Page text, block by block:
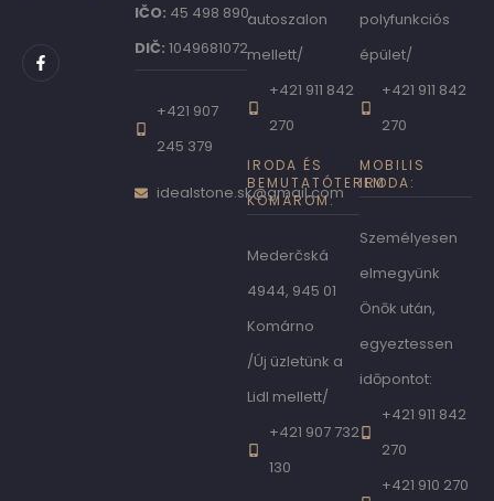
IČO: 45 498 890,
DIČ: 1049681072
+421 907
245 379
idealstone.sk@gmail.com
autoszalon
mellett/
+421 911 842
270
IRODA ÉS
BEMUTATÓTEREM
KOMÁROM:
Mederčská
4944, 945 01
Komárno
/Új üzletünk a
Lidl mellett/
+421 907 732
130
polyfunkciós
épület/
+421 911 842
270
MOBILIS
IRODA:
Személyesen
elmegyünk
Önōk után,
egyeztessen
idōpontot:
+421 911 842
270
+421 910 270